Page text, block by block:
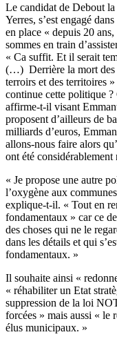
Le candidat de Debout
Yerres, s’est engagé
en place « depuis 20
sommes en train
« Ca suffit. Et il serait
(…) Derrière la mort des
terroirs et des territoires
continue cette politique ?
affirme-t-il visant
proposent d’ailleurs de
milliards d’euros,
allons-nous faire alors
ont été considérablement
« Je propose une autre
l’oxygène aux
explique-t-il. « Tout en
fondamentaux » car ce
des choses qui ne le
dans les détails et qui
fondamentaux. »
Il souhaite ainsi «
« réhabiliter un Etat
suppression de la loi
forcées » mais aussi « le
élus municipaux. »